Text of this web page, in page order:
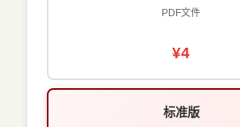
PDF文件
¥4
标准版